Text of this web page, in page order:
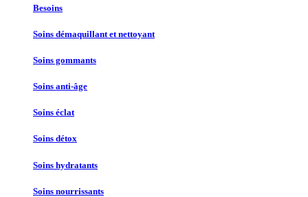
Besoins
Soins démaquillant et nettoyant
Soins gommants
Soins anti-âge
Soins éclat
Soins détox
Soins hydratants
Soins nourrissants